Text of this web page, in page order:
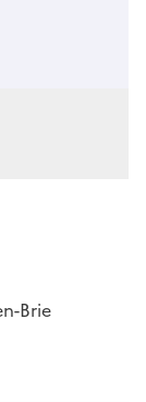
Brie